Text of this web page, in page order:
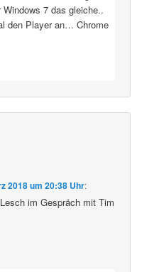
7 das gleiche..
den Player an… Chrome
2018 um 20:38 Uhr:
im Gespräch mit Tim